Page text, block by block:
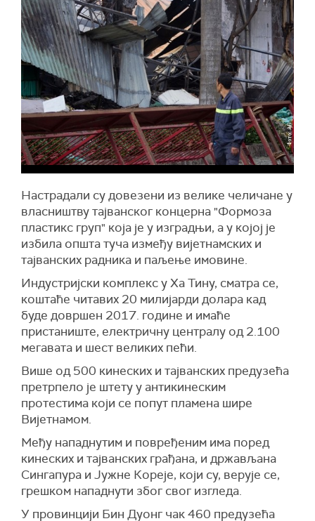
Настрадали су довезени из велике челичане у
власништву тајванског концерна "Формоза
пластикс груп" која је у изградњи, а у којој је
избила општа туча између вијетнамских и
тајванских радника и паљење имовине.
Индустријски комплекс у Ха Тину, сматра се,
коштаће читавих 20 милијарди долара кад
буде довршен 2017. године и имаће
пристаниште, електричну централу од 2.100
мегавата и шест великих пећи.
Више од 500 кинеских и тајванских предузећа
претрпело је штету у антикинеским
протестима који се попут пламена шире
Вијетнамом.
Међу нападнутим и повређеним има поред
кинеских и тајванских грађана, и држављана
Сингапура и Јужне Кореје, који су, верује се,
грешком нападнути због свог изгледа.
У провинцији Бин Дуонг чак 460 предузећа